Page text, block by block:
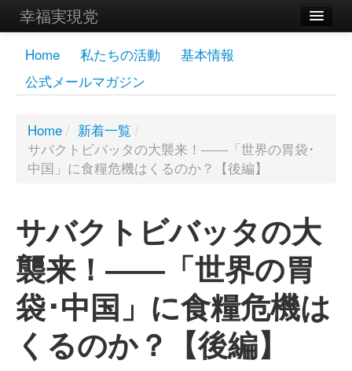
幸福実現党
メンバーズページ
党員
お問い合わせ
Home 私たちの活動
基本情報
公式メールマガジン
Home / 新着一覧 /
サバクトビバッタの大襲来！――「世界の胃袋･
中国」に食糧危機はくるのか？【後編】
サバクトビバッタの大
襲来！――「世界の胃
袋･中国」に食糧危機は
くるのか？【後編】